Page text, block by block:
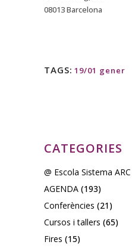
08013 Barcelona
TAGS: 19/01 gener
CATEGORIES
@ Escola Sistema ARC
AGENDA (193)
Conferències (21)
Cursos i tallers (65)
Fires (15)